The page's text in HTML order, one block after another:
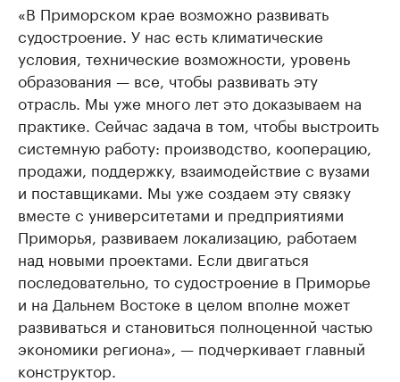
«В Приморском крае возможно развивать
судостроение. У нас есть климатические
условия, технические возможности, уровень
образования — все, чтобы развивать эту
отрасль. Мы уже много лет это доказываем на
практике. Сейчас задача в том, чтобы выстроить
системную работу: производство, кооперацию,
продажи, поддержку, взаимодействие с вузами
и поставщиками. Мы уже создаем эту связку
вместе с университетами и предприятиями
Приморья, развиваем локализацию, работаем
над новыми проектами. Если двигаться
последовательно, то судостроение в Приморье
и на Дальнем Востоке в целом вполне может
развиваться и становиться полноценной частью
экономики региона», — подчеркивает главный
конструктор.